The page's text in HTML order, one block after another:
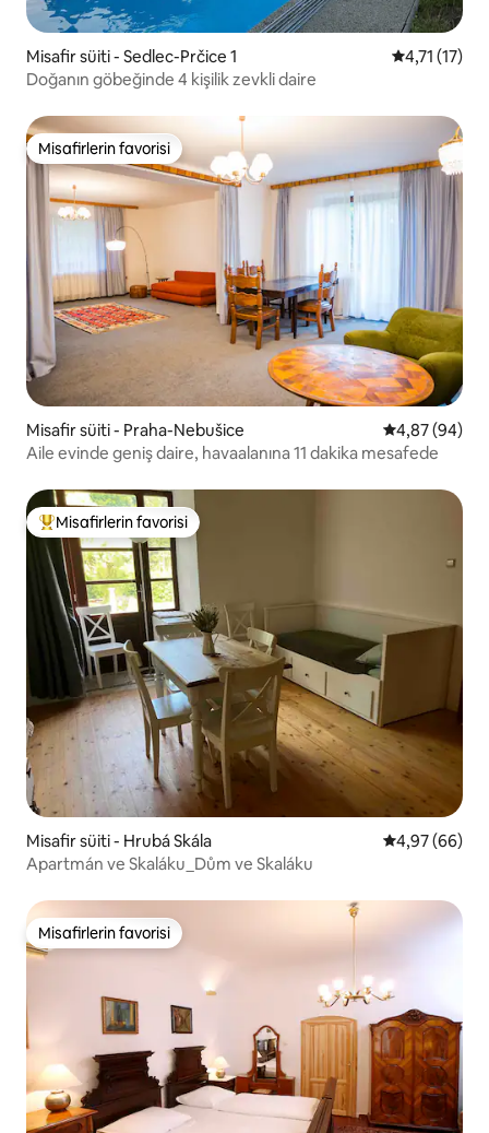
Misafir süiti - Sedlec-Prčice 1 5 üzerinden
4,71 (17)
Doğanın göbeğinde 4 kişilik zevkli daire
Misafirlerin favorisi
Misafirlerin favorisi
Misafir süiti - Praha-Nebušice 5 üzerinden
4,87 (94)
Aile evinde geniş daire, havaalanına 11 dakika mesafede
Misafirlerin favorilerinden en beğenilenler arasında
Misafirlerin favorisi
Misafir süiti - Hrubá Skála 5 üzerinden
4,97 (66)
Apartmán ve Skaláku_Dům ve Skaláku
Misafirlerin favorisi
Misafirlerin favorisi